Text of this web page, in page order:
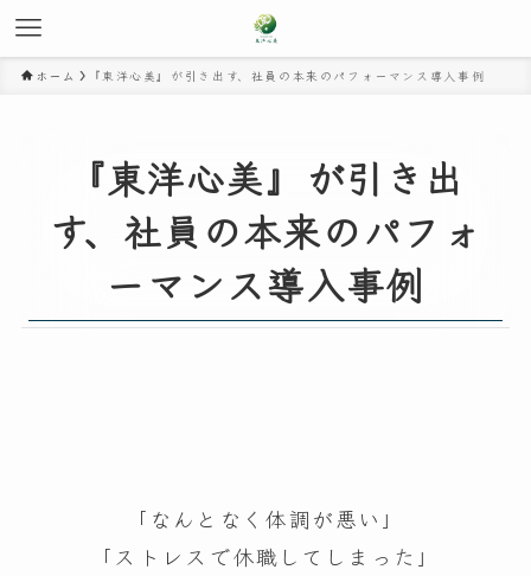
ホーム 『東洋心美』が引き出す、社員の本来のパフォーマンス導入事例
『東洋心美』が引き出
す、社員の本来のパフォ
ーマンス導入事例
「なんとなく体調が悪い」
「ストレスで休職してしまった」